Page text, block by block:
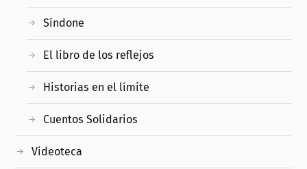
Síndone
El libro de los reflejos
Historias en el límite
Cuentos Solidarios
Videoteca